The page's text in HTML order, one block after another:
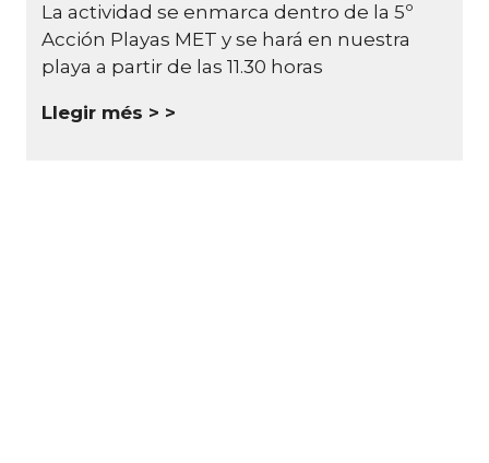
La actividad se enmarca dentro de la 5º
Acción Playas MET y se hará en nuestra
playa a partir de las 11.30 horas
Llegir més >